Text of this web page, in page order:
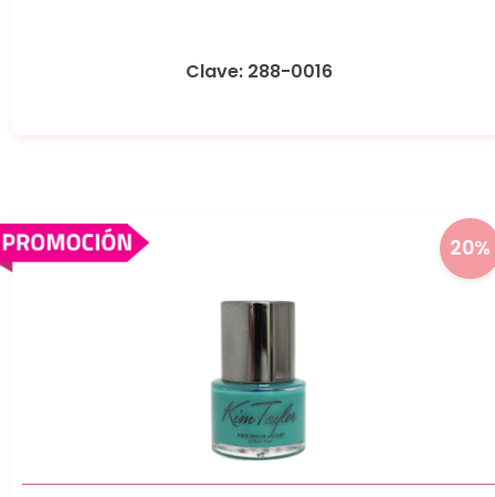
Clave: 288-0016
20%